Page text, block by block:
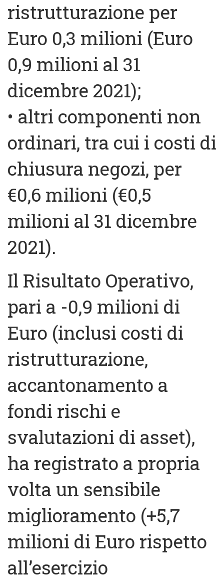
ristrutturazione per
Euro 0,3 milioni (Euro
0,9 milioni al 31
dicembre 2021);
• altri componenti non
ordinari, tra cui i costi di
chiusura negozi, per
€0,6 milioni (€0,5
milioni al 31 dicembre
2021).
Il Risultato Operativo,
pari a -0,9 milioni di
Euro (inclusi costi di
ristrutturazione,
accantonamento a
fondi rischi e
svalutazioni di asset),
ha registrato a propria
volta un sensibile
miglioramento (+5,7
milioni di Euro rispetto
all’esercizio